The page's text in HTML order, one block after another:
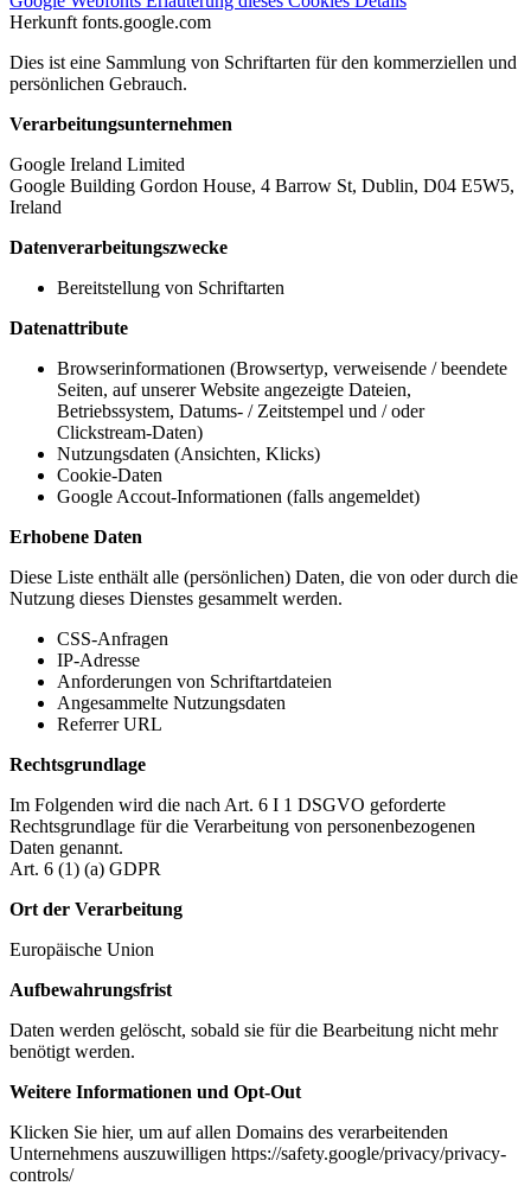
Herkunft fonts.google.com
Dies ist eine Sammlung von Schriftarten für den kommerziellen und
persönlichen Gebrauch.
Verarbeitungsunternehmen
Google Ireland Limited
Google Building Gordon House, 4 Barrow St, Dublin, D04 E5W5,
Ireland
Datenverarbeitungszwecke
Bereitstellung von Schriftarten
Datenattribute
Browserinformationen (Browsertyp, verweisende / beendete
Seiten, auf unserer Website angezeigte Dateien,
Betriebssystem, Datums- / Zeitstempel und / oder
Clickstream-Daten)
Nutzungsdaten (Ansichten, Klicks)
Cookie-Daten
Google Accout-Informationen (falls angemeldet)
Erhobene Daten
Diese Liste enthält alle (persönlichen) Daten, die von oder durch die
Nutzung dieses Dienstes gesammelt werden.
CSS-Anfragen
IP-Adresse
Anforderungen von Schriftartdateien
Angesammelte Nutzungsdaten
Referrer URL
Rechtsgrundlage
Im Folgenden wird die nach Art. 6 I 1 DSGVO geforderte
Rechtsgrundlage für die Verarbeitung von personenbezogenen
Daten genannt.
Art. 6 (1) (a) GDPR
Ort der Verarbeitung
Europäische Union
Aufbewahrungsfrist
Daten werden gelöscht, sobald sie für die Bearbeitung nicht mehr
benötigt werden.
Weitere Informationen und Opt-Out
Klicken Sie hier, um auf allen Domains des verarbeitenden
Unternehmens auszuwilligen https://safety.google/privacy/privacy-
controls/